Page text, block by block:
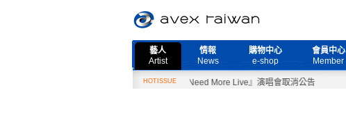
藝人
Artist
情報
News
購物中心
e-shop
會員中心
Member
HOTISSUE
2月27日『Need More Live』演唱會取消公告